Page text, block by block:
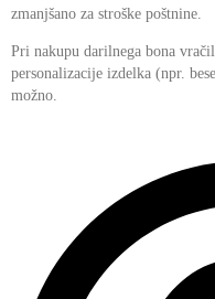
zmanjšano za stroške poštnine.
Pri nakupu darilnega bona
personalizacije izdelka (npr.
možno.